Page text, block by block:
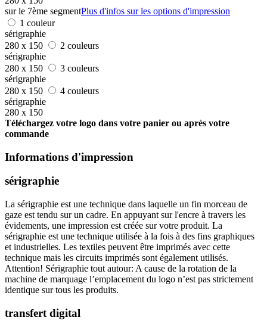
sur le 7ème segmentPlus d'infos sur les options d'impression
1 couleur
sérigraphie
280 x 150
2 couleurs
sérigraphie
280 x 150
3 couleurs
sérigraphie
280 x 150
4 couleurs
sérigraphie
280 x 150
Téléchargez votre logo dans votre panier ou après votre
commande
Informations d'impression
sérigraphie
La sérigraphie est une technique dans laquelle un fin morceau de
gaze est tendu sur un cadre. En appuyant sur l'encre à travers les
évidements, une impression est créée sur votre produit. La
sérigraphie est une technique utilisée à la fois à des fins graphiques
et industrielles. Les textiles peuvent être imprimés avec cette
technique mais les circuits imprimés sont également utilisés.
Attention! Sérigraphie tout autour: A cause de la rotation de la
machine de marquage l’emplacement du logo n’est pas strictement
identique sur tous les produits.
transfert digital